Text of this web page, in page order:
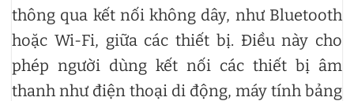
thông qua kết nối không dây, như Bluetooth
hoặc Wi-Fi, giữa các thiết bị. Điều này cho
phép người dùng kết nối các thiết bị âm
thanh như điện thoại di động, máy tính bảng